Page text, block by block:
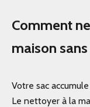
Comment
maison
Votre sac
Le nettoyer à la